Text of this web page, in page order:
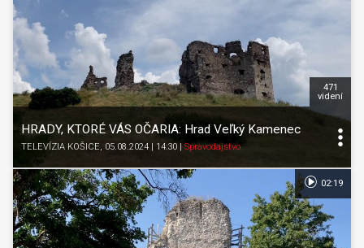
HRADY, KTORÉ VÁS OČARIA: Hrad Veľký Kamenec
TELEVÍZIA KOŠICE, 05.08.2024 | 14:30 Spravodajstvo
471
videní
02:19